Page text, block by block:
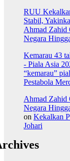
RUU
Stabil,
Ahmad Zahid
Negara
Kemarau 43
- Piala Asia
“kemarau”
Pestabola
Ahmad Zahid
Negara
on Kekalkan
Johari